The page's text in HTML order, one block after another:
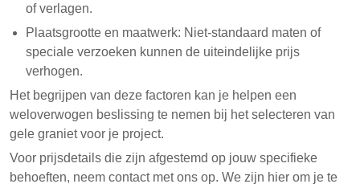
of verlagen.
Plaatsgrootte en maatwerk: Niet-standaard maten of
speciale verzoeken kunnen de uiteindelijke prijs
verhogen.
Het begrijpen van deze factoren kan je helpen een
weloverwogen beslissing te nemen bij het selecteren van
gele graniet voor je project.
Voor prijsdetails die zijn afgestemd op jouw specifieke
behoeften, neem contact met ons op. We zijn hier om je te